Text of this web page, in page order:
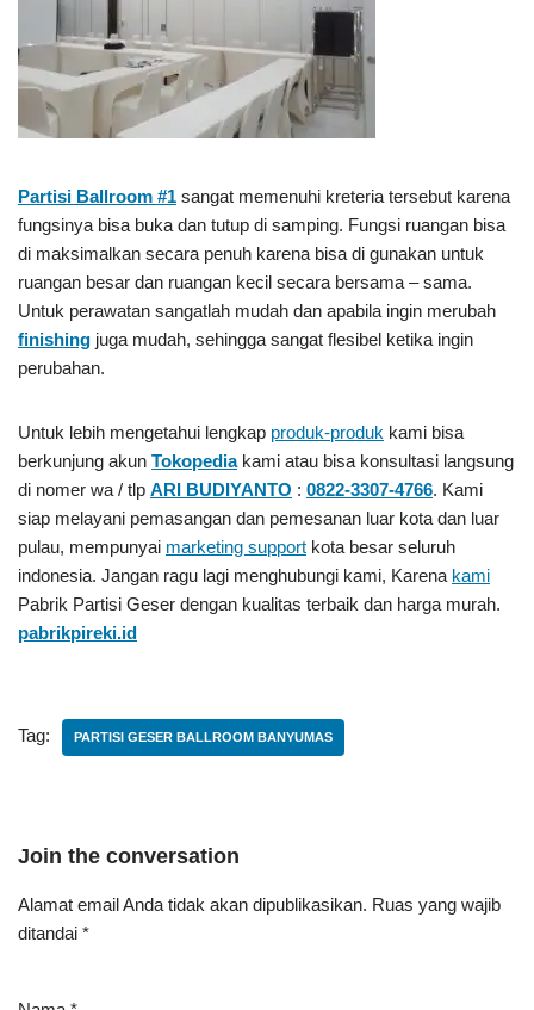
Partisi Ballroom #1 sangat memenuhi kreteria tersebut karena
fungsinya bisa buka dan tutup di samping. Fungsi ruangan bisa
di maksimalkan secara penuh karena bisa di gunakan untuk
ruangan besar dan ruangan kecil secara bersama – sama.
Untuk perawatan sangatlah mudah dan apabila ingin merubah
finishing juga mudah, sehingga sangat flesibel ketika ingin
perubahan.
Untuk lebih mengetahui lengkap produk-produk kami bisa
berkunjung akun Tokopediakami atau bisa konsultasi langsung
di nomer wa / tlp ARI BUDIYANTO : 0822-3307-4766. Kami
siap melayani pemasangan dan pemesanan luar kota dan luar
pulau, mempunyai marketing support kota besar seluruh
indonesia. Jangan ragu lagi menghubungi kami, Karena kami
Pabrik Partisi Geser dengan kualitas terbaik dan harga murah.
pabrikpireki.id
Tag: PARTISI GESER BALLROOM BANYUMAS
Join the conversation
Alamat email Anda tidak akan dipublikasikan. Ruas yang wajib
ditandai *